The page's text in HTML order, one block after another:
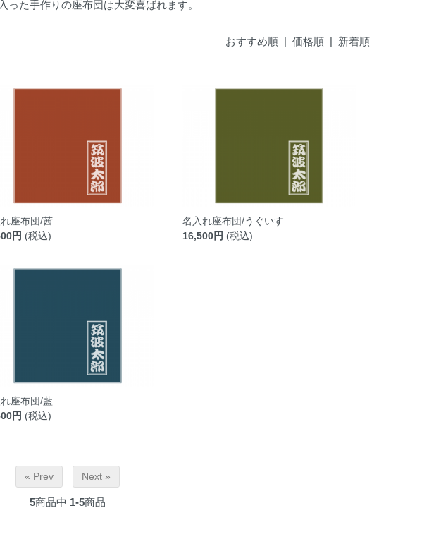
た手作りの座布団は大変喜ばれます。
おすすめ順 | 価格順 | 新着順
座布団/茜
円 (税込)
名入れ座布団/うぐいす
16,500円 (税込)
座布団/藍
円 (税込)
« Prev Next »
5商品中 1-5商品